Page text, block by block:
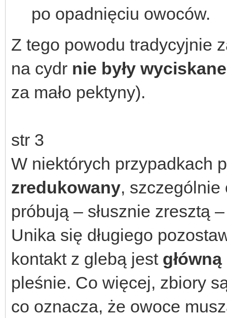
po opadnięciu owoców.
Z tego powodu tradycyjnie
na cydr nie były
za mało pektyny).
str 3
W niektórych przypadkach
zredukowany, szczególnie
próbują – słusznie zresztą
Unika się długiego
kontakt z glebą jest
pleśnie. Co więcej, zbiory
co oznacza, że owoce